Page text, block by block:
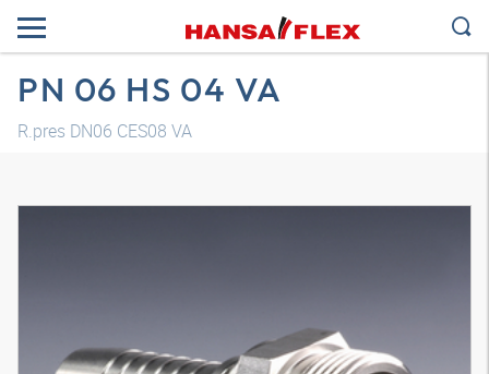
PN 06 HS 04 VA
R.pres DN06 CES08 VA